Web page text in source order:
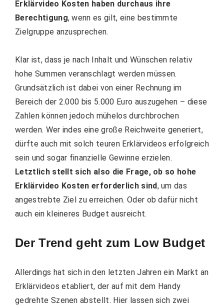
Erklärvideo Kosten haben durchaus ihre
Berechtigung, wenn es gilt, eine bestimmte
Zielgruppe anzusprechen.
Klar ist, dass je nach Inhalt und Wünschen relativ
hohe Summen veranschlagt werden müssen.
Grundsätzlich ist dabei von einer Rechnung im
Bereich der 2.000 bis 5.000 Euro auszugehen – diese
Zahlen können jedoch mühelos durchbrochen
werden. Wer indes eine große Reichweite generiert,
dürfte auch mit solch teuren Erklärvideos erfolgreich
sein und sogar finanzielle Gewinne erzielen.
Letztlich stellt sich also die Frage, ob so hohe
Erklärvideo Kosten erforderlich sind, um das
angestrebte Ziel zu erreichen. Oder ob dafür nicht
auch ein kleineres Budget ausreicht.
Der Trend geht zum Low Budget
Allerdings hat sich in den letzten Jahren ein Markt an
Erklärvideos etabliert, der auf mit dem Handy
gedrehte Szenen abstellt. Hier lassen sich zwei